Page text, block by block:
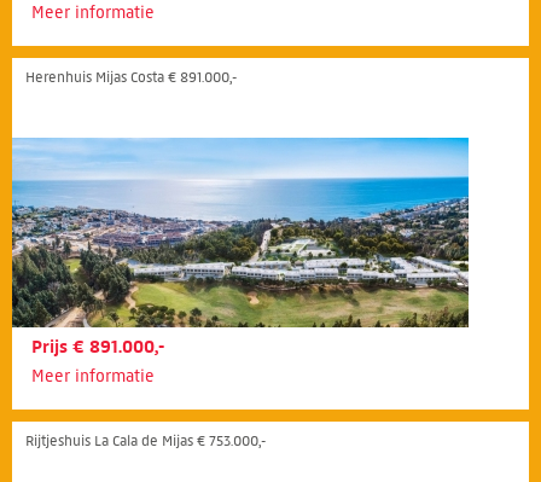
Meer informatie
Herenhuis Mijas Costa € 891.000,-
Prijs € 891.000,-
Meer informatie
Rijtjeshuis La Cala de Mijas € 753.000,-